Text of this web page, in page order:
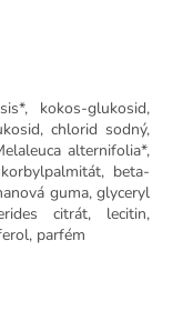
kokos-glukosid,
chlorid sodný,
alternifolia*,
beta-
guma, glyceryl
citrát, lecitin,
parfém